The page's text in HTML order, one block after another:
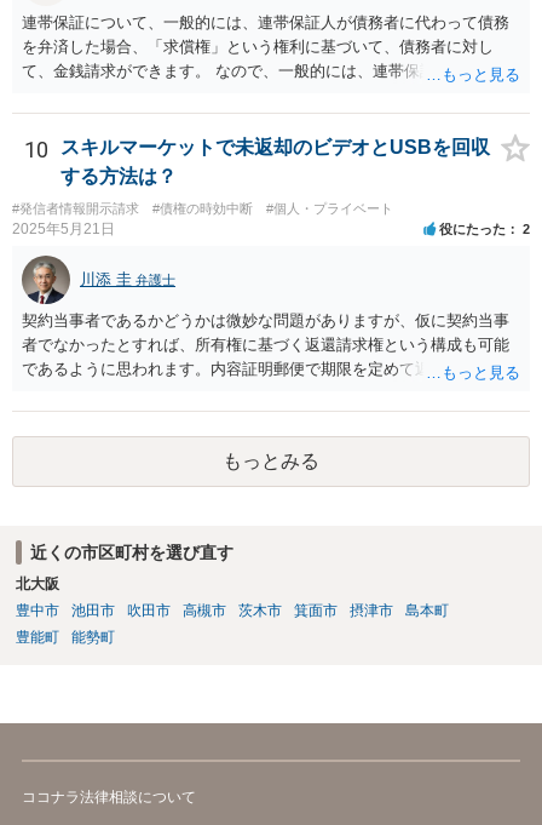
連帯保証について、一般的には、連帯保証人が債務者に代わって債務
を弁済した場合、「求償権」という権利に基づいて、債務者に対し
て、金銭請求ができます。 なので、一般的には、連帯保証人が代わり
者が連帯債務者に支払わなければならない、ということになります。
ご質問の構成の違いを確認されたい意図は分かりかねますが、結論と
しては、一般的には「求償権」に基づいて上記のような処理になるか
と思います。
10
スキルマーケットで未返却のビデオとUSBを回収
する方法は？
#発信者情報開示請求 #債権の時効中断 #個人・プライベート
2025年5月21日 役にたった 2
川添 圭 弁護士
契約当事者であるかどうかは微妙な問題がありますが、仮に契約当事
者でなかったとすれば、所有権に基づく返還請求権という構成も可能
であるように思われます。内容証明郵便で期限を定めて返却を求める
といった手段を踏んだ上で、最終的には訴訟を検討すべきではないか
と思われます。ビデオテープが大切な（ある程度費用をかけてでも取
り返したい）ものであれば、弁護士へ相談・依頼することも考えられ
ます。
もっとみる
近くの市区町村を選び直す
北大阪
豊中市
池田市 吹田市 高槻市 茨木市 箕面市 摂津市
島本町
豊能町
能勢町
ココナラ法律相談について